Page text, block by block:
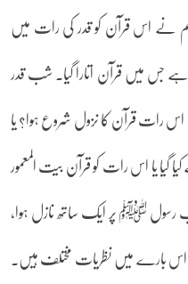
ہم نے اس قرآن کو قدر کی رات میں
ہے جس میں قرآن اتارا گیا۔ شب قدر
رات قرآن کا نزول شروع ہوا؟ یا
یا اس رات کو قرآن بیت المعمور
رسول ﷺ پر ایک ساتھ نازل ہوا،
رہا؟ اس بارے میں نظریات مختلف ہیں۔